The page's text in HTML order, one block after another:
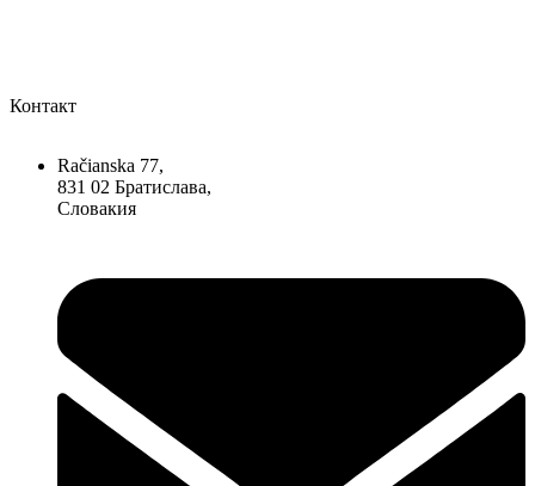
Контакт
Račianska 77,
831 02 Братислава,
Словакия